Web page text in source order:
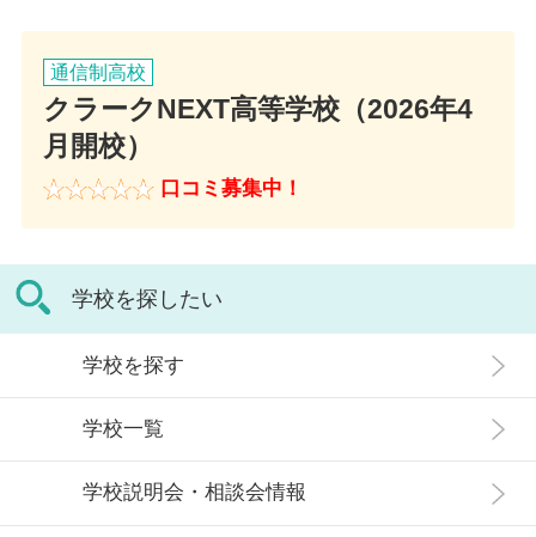
JR 仙台駅 徒歩5分
03-5807-3455
JR山手線/京浜東北線 秋葉原駅 徒歩8分
東京都板橋区板橋4丁目11-4
電話番号
03-6905-6911
JR埼京線 板橋駅 徒歩8分
通信制高校
クラークNEXT高等学校（2026年4
月開校）
口コミ募集中！
学校を探したい
学校を探す
学校一覧
学校説明会・相談会情報